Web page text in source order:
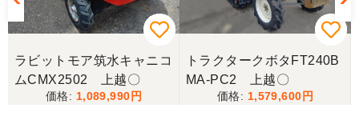
ラビットモア筑水キャニコ
ムCMX2502 上越〇
1,089,990
トラクタークボタFT240B
MA-PC2 上越〇
1,579,600